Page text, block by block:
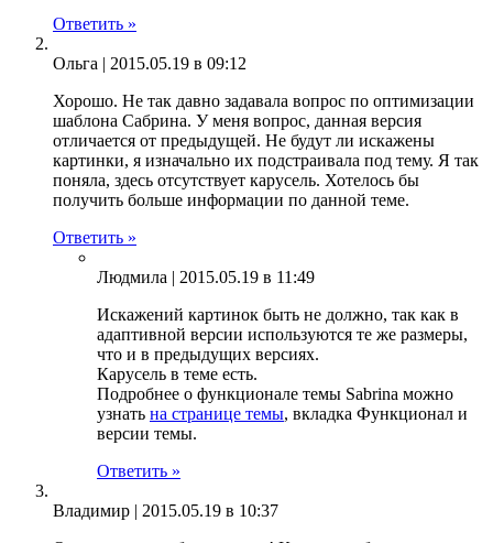
Ответить »
Ольга | 2015.05.19 в 09:12
Хорошо. Не так давно задавала вопрос по оптимизации
шаблона Сабрина. У меня вопрос, данная версия
отличается от предыдущей. Не будут ли искажены
картинки, я изначально их подстраивала под тему. Я так
поняла, здесь отсутствует карусель. Хотелось бы
получить больше информации по данной теме.
Ответить »
Людмила | 2015.05.19 в 11:49
Искажений картинок быть не должно, так как в
адаптивной версии используются те же размеры,
что и в предыдущих версиях.
Карусель в теме есть.
Подробнее о функционале темы Sabrina можно
узнать на странице темы, вкладка Функционал и
версии темы.
Ответить »
Владимир | 2015.05.19 в 10:37